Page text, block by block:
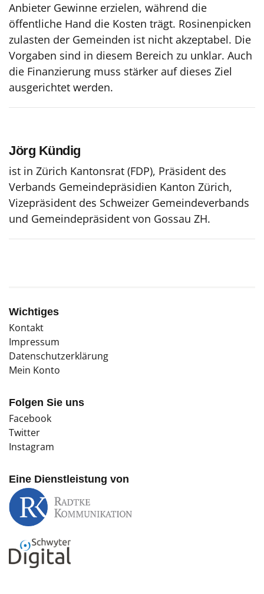
Anbieter Gewinne erzielen, während die
öffentliche Hand die Kosten trägt. Rosinenpicken
zulasten der Gemeinden ist nicht akzeptabel. Die
Vorgaben sind in diesem Bereich zu unklar. Auch
die Finanzierung muss stärker auf dieses Ziel
ausgerichtet werden.
Jörg Kündig
ist in Zürich Kantonsrat (FDP), Präsident des
Verbands Gemeindepräsidien Kanton Zürich,
Vizepräsident des Schweizer Gemeindeverbands
und Gemeindepräsident von Gossau ZH.
Wichtiges
Kontakt
Impressum
Datenschutzerklärung
Mein Konto
Folgen Sie uns
Facebook
Twitter
Instagram
Eine Dienstleistung von